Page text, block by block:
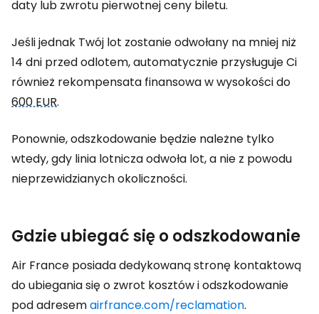
daty lub zwrotu pierwotnej ceny biletu.
Jeśli jednak Twój lot zostanie odwołany na mniej niż
14 dni przed odlotem, automatycznie przysługuje Ci
również rekompensata finansowa w wysokości do
600 EUR.
Ponownie, odszkodowanie będzie należne tylko
wtedy, gdy linia lotnicza odwoła lot, a nie z powodu
nieprzewidzianych okoliczności.
Gdzie ubiegać się o odszkodowanie
Air France posiada dedykowaną stronę kontaktową
do ubiegania się o zwrot kosztów i odszkodowanie
pod adresemairfrance.com/reclamation.